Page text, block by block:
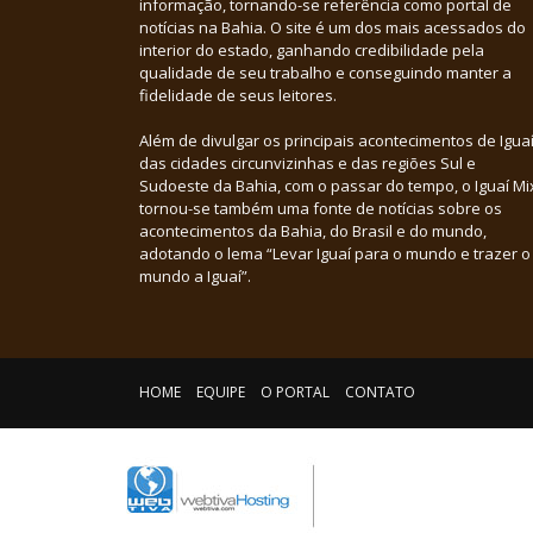
informação, tornando-se referência como portal de
notícias na Bahia. O site é um dos mais acessados do
interior do estado, ganhando credibilidade pela
qualidade de seu trabalho e conseguindo manter a
fidelidade de seus leitores.
Além de divulgar os principais acontecimentos de
das cidades circunvizinhas e das regiões Sul e
Sudoeste da Bahia, com o passar do tempo, o Iguaí
tornou-se também uma fonte de notícias sobre os
acontecimentos da Bahia, do Brasil e do mundo,
adotando o lema “Levar Iguaí para o mundo e trazer o
mundo a Iguaí”.
HOME EQUIPE O PORTAL CONTATO